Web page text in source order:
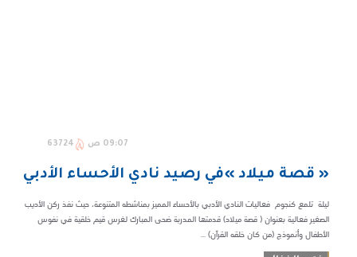
09:07 ص 63724
« قصة ميلاد »في رصيد نادي الأحساء الأدبي
ليلة تلمع كنجوم فعاليات النادي الأدبي بالأحساء المميز بمناشطه المتنوعة، حيث نفذ ركن الأديب
الصغير فعالية بعنوان ( قصة ميلاد) قدمتها المدربة ضحى المبارك لغرس قيم خلقية في نفوس
الأطفال وأنموذج (من كان خلقه القرآن) ...